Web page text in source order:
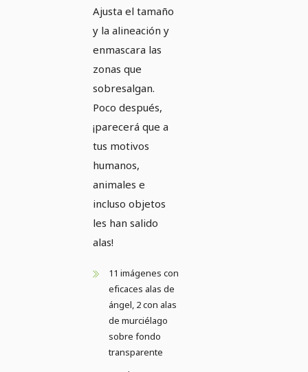
Ajusta el tamaño
y la alineación y
enmascara las
zonas que
sobresalgan.
Poco después,
¡parecerá que a
tus motivos
humanos,
animales e
incluso objetos
les han salido
alas!
11 imágenes con
eficaces alas de
ángel, 2 con alas
de murciélago
sobre fondo
transparente